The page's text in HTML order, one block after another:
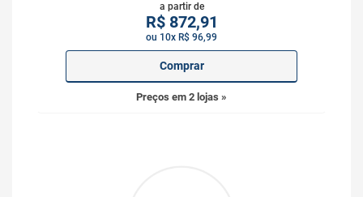
a partir de
R$872,91
ou 10x R$ 96,99
Comprar
Preços em 2 lojas »